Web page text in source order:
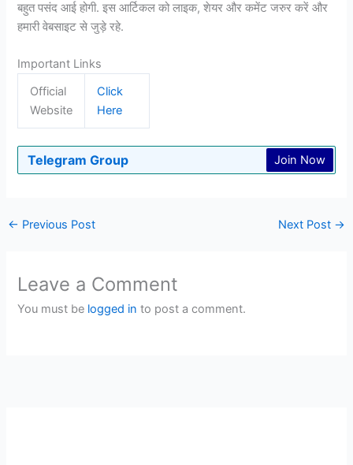
बहुत पसंद आई होगी. इस आर्टिकल को लाइक, शेयर और कमेंट जरुर करें और
हमारी वेबसाइट से जुड़े रहे.
Important Links
Official
Website
Click
Here
Telegram Group Join Now
← Previous Post Next Post →
Leave a Comment
You must be logged in to post a comment.